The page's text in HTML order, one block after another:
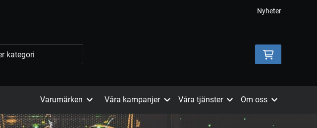
Nyheter
Varumärken Våra kampanjer Våra tjänster Om oss